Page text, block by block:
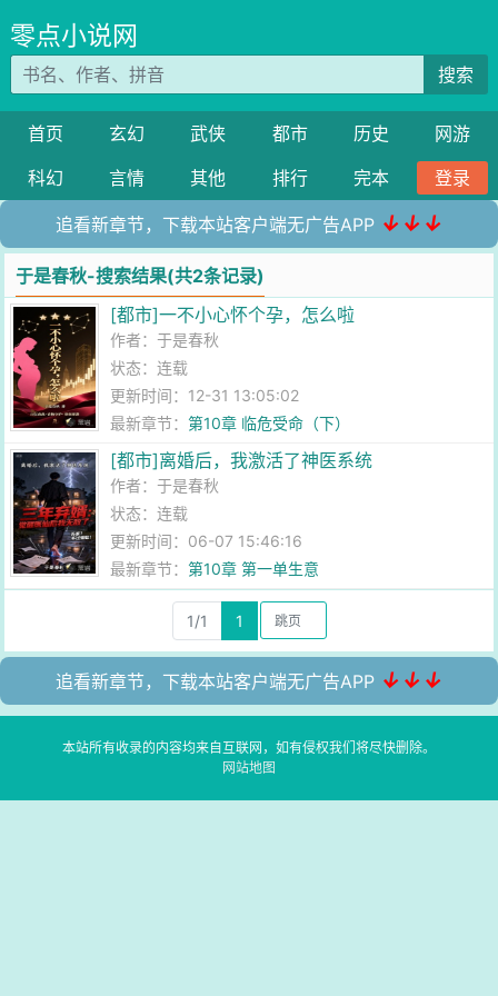
零点小说网
搜索
首页 玄幻 武侠 都市 历史
网游
科幻
言情 其他 排行 完本 登录
追看新章节，下载本站客户端无广告APP ↓↓↓
于是春秋-搜索结果(共2条记录)
[都市]一不小心怀个孕，怎么啦
作者：于是春秋
状态：连载
更新时间：12-31 13:05:02
最新章节：第10章 临危受命（下）
[都市]离婚后，我激活了神医系统
作者：于是春秋
状态：连载
更新时间：06-07 15:46:16
最新章节：第10章 第一单生意
1/1 1
追看新章节，下载本站客户端无广告APP ↓↓↓
本站所有收录的内容均来自互联网，如有侵权我们将尽快删除。
网站地图